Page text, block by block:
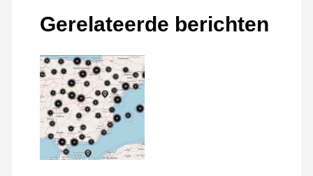
Gerelateerde berichten